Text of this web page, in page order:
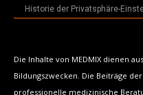
Historie der Privatsphäre-
Die Inhalte von MEDMIX dienen
Bildungszwecken. Die Beiträge
professionelle medizinische